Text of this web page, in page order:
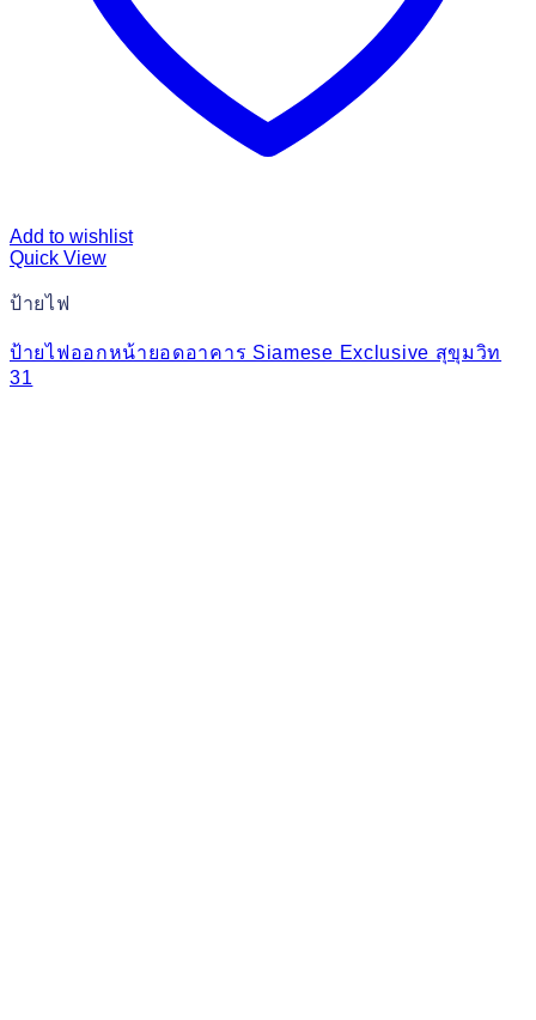
Add to wishlist
Quick View
ป้ายไฟ
ป้ายไฟออกหน้ายอดอาคาร Siamese Exclusive สุขุมวิท
31